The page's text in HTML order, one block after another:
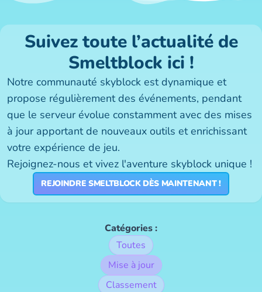
Suivez toute l’actualité de
Smeltblock ici !
Notre communauté skyblock est dynamique et
propose régulièrement des événements, pendant
que le serveur évolue constamment avec des mises
à jour apportant de nouveaux outils et enrichissant
votre expérience de jeu.
Rejoignez-nous et vivez l'aventure skyblock unique !
REJOINDRE SMELTBLOCK DÈS MAINTENANT !
Catégories :
Toutes
Mise à jour
Classement